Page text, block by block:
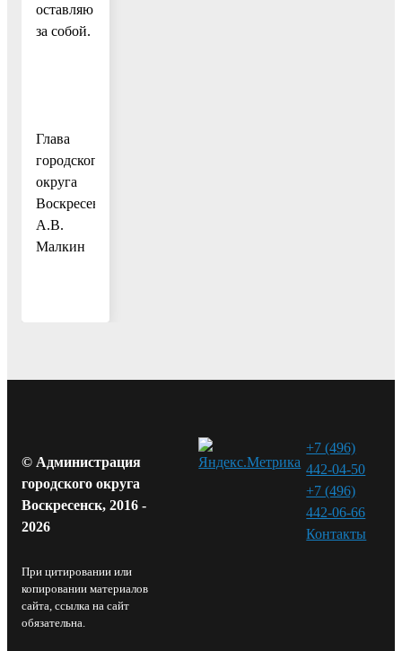
оставляю
за собой.
Глава
городского
округа
Воскресенск
А.В.
Малкин
© Администрация
городского округа
Воскресенск, 2016 -
2026
При цитировании или
копировании материалов
сайта, ссылка на сайт
обязательна.
+7 (496)
442-04-50
+7 (496)
442-06-66
Контакты⁠